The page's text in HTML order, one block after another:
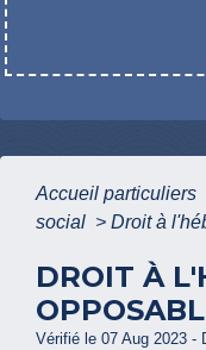
Accueil particuliers
social > Droit à
DROIT À
Vérifié le 07 Aug 2023 -